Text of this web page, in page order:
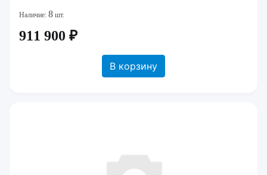
Наличие: 8 шт.
911 900 ₽
В корзину